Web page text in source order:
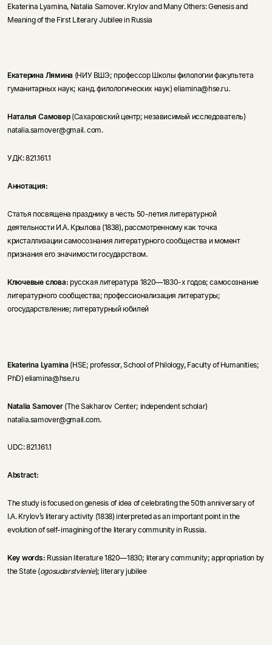
Ekaterina Lyamina, Natalia Samover. Krylov and Many Others: Genesis and
Meaning of the First Literary Jubilee in Russia
Екатерина Лямина (НИУ ВШЭ; профессор Школы филологии факультета
гуманитарных наук; канд. филологических наук) eliamina@hse.ru.
Наталья Самовер(Сахаровский центр; неза­ви­си­мый исследователь)
natalia.samover@­gmail. com.
УДК: 821.161.1
Аннотация:
Статья посвящена празднику в честь 50-летия литературной
деятельности И.А. Крылова (1838), рассмотренному как точка
кристаллизации самосознания литературного сообщества и момент
признания его значимости государством.
Ключевые слова: русская литература 1820—1830-х годов; самосознание
литературного сообщества; профессионализация литературы;
огосударствление; литературный юбилей
Ekaterina Lyamina (HSE; professor, School of Phi­lology, Faculty of Humanities;
PhD) eliamina@hse.ru
Natalia Samover(The Sakharov Center; indepen­dent scholar)
natalia.samover@gmail.com.
UDC: 821.161.1
Abstract:
The study is focused on genesis of idea of celebra­ting the 50th anniversary of
I.A. Krylov’s literary acti­vity (1838) interpreted as an important point in the
evolution of self-imagining of the literary community in Russia.
Key words: Russian literature 1820—1830; literary community; appropriation by
the State (ogosudar­stv­lenie); literary jubilee